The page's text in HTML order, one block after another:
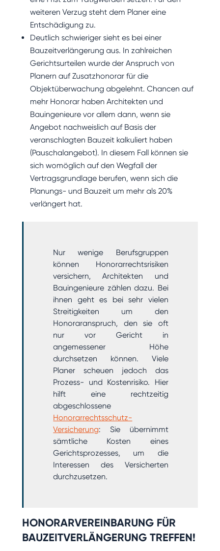
weiteren Verzug steht dem Planer eine
Entschädigung zu.
Deutlich schwieriger sieht es bei einer
Bauzeitverlängerung aus. In zahlreichen
Gerichtsurteilen wurde der Anspruch von
Planern auf Zusatzhonorar für die
Objektüberwachung abgelehnt. Chancen auf
mehr Honorar haben Architekten und
Bauingenieure vor allem dann, wenn sie
Angebot nachweislich auf Basis der
veranschlagten Bauzeit kalkuliert haben
(Pauschalangebot). In diesem Fall können sie
sich womöglich auf den Wegfall der
Vertragsgrundlage berufen, wenn sich die
Planungs- und Bauzeit um mehr als 20%
verlängert hat.
Nur wenige Berufsgruppen
können Honorarrechtsrisiken
versichern, Architekten und
Bauingenieure zählen dazu. Bei
ihnen geht es bei sehr vielen
Streitigkeiten um den
Honoraranspruch, den sie oft
nur vor Gericht in
angemessener Höhe
durchsetzen können. Viele
Planer scheuen jedoch das
Prozess- und Kostenrisiko. Hier
hilft eine rechtzeitig
abgeschlossene
Honorarrechtsschutz-
Versicherung: Sie übernimmt
sämtliche Kosten eines
Gerichtsprozesses, um die
Interessen des Versicherten
durchzusetzen.
HONORARVEREINBARUNG FÜR
BAUZEITVERLÄNGERUNG TREFFEN!